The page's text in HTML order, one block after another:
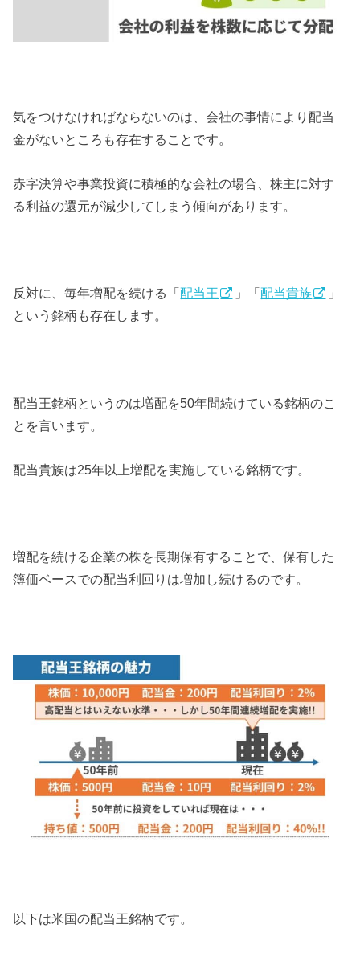
気をつけなければならないのは、会社の事情により配当
金がないところも存在することです。
赤字決算や事業投資に積極的な会社の場合、株主に対す
る利益の還元が減少してしまう傾向があります。
反対に、毎年増配を続ける「配当王 」「配当貴族
」
という銘柄も存在します。
配当王銘柄というのは増配を50年間続けている銘柄のこ
とを言います。
配当貴族は25年以上増配を実施している銘柄です。
増配を続ける企業の株を長期保有することで、保有した
簿価ベースでの配当利回りは増加し続けるのです。
以下は米国の配当王銘柄です。